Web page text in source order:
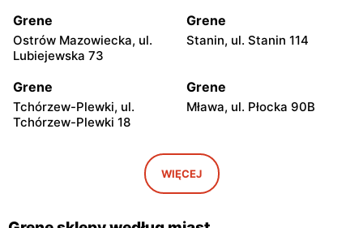
Grene
Ostrów Mazowiecka, ul.
Lubiejewska 73
Grene
Stanin, ul. Stanin 114
Grene
Tchórzew-Plewki, ul.
Tchórzew-Plewki 18
Grene
Mława, ul. Płocka 90B
Gostynin, ul. Kowalska 7
Grene
Śniadowo, ul. Kościelna 10
Ciechanowiec, ul. Wojska
Sierpc, ul. Piastowska 71b
WIĘCEJ